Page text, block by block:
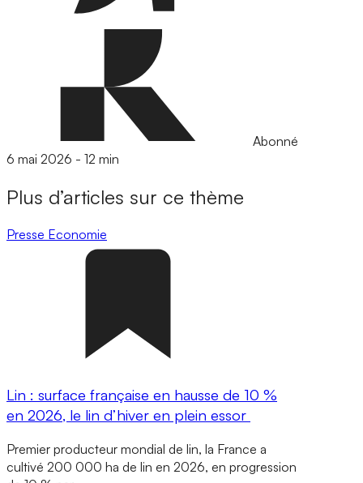
Abonné
6 mai 2026 - 12 min
Plus d’articles sur ce thème
Presse Economie
Lin : surface française en hausse de 10 %
en 2026, le lin d’hiver en plein essor
Premier producteur mondial de lin, la France a
cultivé 200 000 ha de lin en 2026, en progression